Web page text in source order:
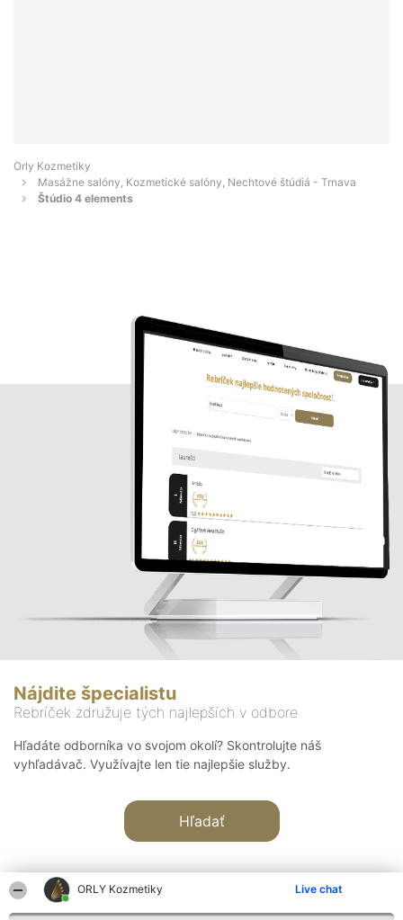
ORLY Kozmetiky Live chat
Orly Kozmetiky
Masážne salóny, Kozmetické salóny, Nechtové štúdiá - Trnava
Štúdio 4 elements
Nájdite špecialistu
Rebríček združuje tých najlepších v odbore
Hľadáte odborníka vo svojom okolí? Skontrolujte náš
vyhľadávač. Využívajte len tie najlepšie služby.
Hľadať